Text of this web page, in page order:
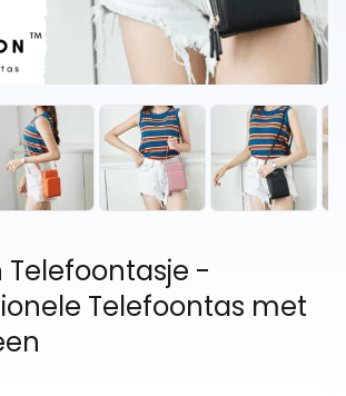
Telefoontasje -
Telefoontas met